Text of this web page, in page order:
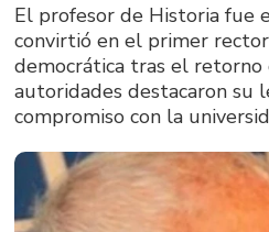
El profesor de Historia fue
convirtió en el primer
democrática tras el retorno
autoridades destacaron su
compromiso con la